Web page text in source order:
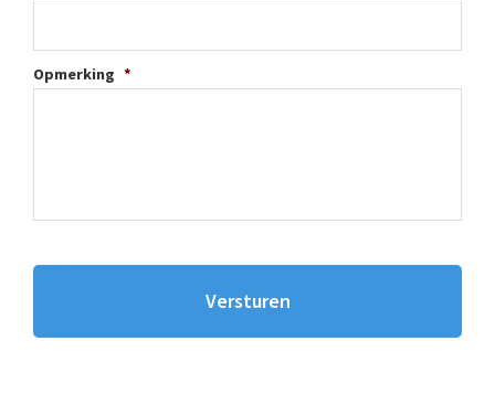
Opmerking *